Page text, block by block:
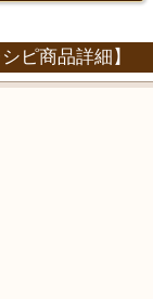
ピ商品詳細】